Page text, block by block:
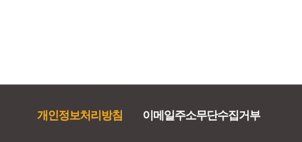
개인정보처리방침 이메일주소무단수집거부